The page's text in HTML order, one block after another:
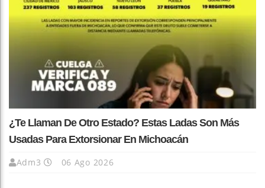
¿Te Llaman De Otro Estado? Estas Ladas Son Más
Usadas Para Extorsionar En Michoacán
Adm3 06 Ago 2026